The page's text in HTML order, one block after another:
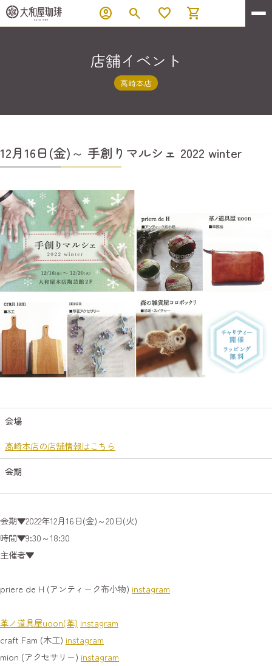
account_circle search favorite shopping_cart
店舗イベント
高崎本店
12月16日(金)～ 手創りマルシェ 2022 winter
会場
高崎本店の店舗情報はこちら
会期
会期▼2022年12月16日(金)～20日(火)
時間▼9:30～18:30
主催者▼
priere de H (アンティーク布小物) instagram
革ノ道具屋uoon(革) instagram
craft Fam (木工) instagram
mion (アクセサリー) instagram